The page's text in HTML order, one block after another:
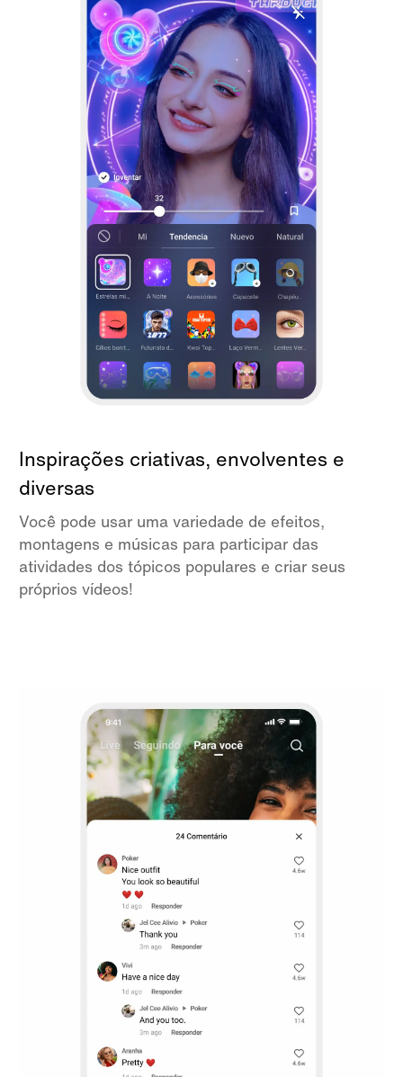
Inspirações criativas, envolventes e
diversas
Você pode usar uma variedade de efeitos,
montagens e músicas para participar das
atividades dos tópicos populares e criar seus
próprios vídeos!